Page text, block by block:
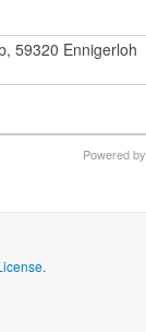
59320 Ennigerloh
Powered by